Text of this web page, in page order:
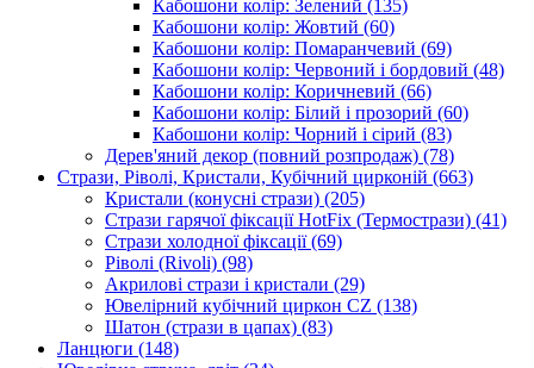
Кабошони колір: Зелений (135)
Кабошони колір: Жовтий (60)
Кабошони колір: Помаранчевий (69)
Кабошони колір: Червоний і бордовий (48)
Кабошони колір: Коричневий (66)
Кабошони колір: Білий і прозорий (60)
Кабошони колір: Чорний і сірий (83)
Дерев'яний декор (повний розпродаж) (78)
Стрази, Ріволі, Кристали, Кубічний цирконій (663)
Кристали (конусні стрази) (205)
Стрази гарячої фіксації HotFix (Термострази) (41)
Стрази холодної фіксації(69)
Ріволі (Rivoli) (98)
Акрилові стрази і кристали (29)
Ювелірний кубічний циркон CZ (138)
Шатон (стрази в цапах) (83)
Ланцюги (148)